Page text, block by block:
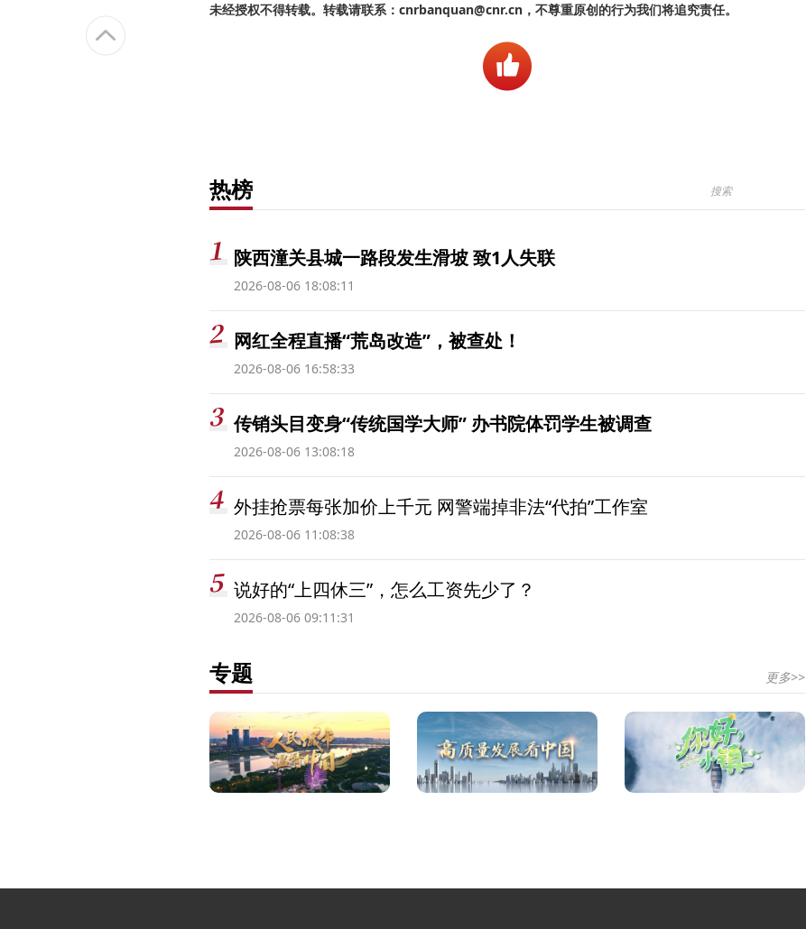
未经授权不得转载。转载请联系：cnrbanquan@cnr.cn，不尊重原创的行为我们将追究责任。
热榜
陕西潼关县城一路段发生滑坡 致1人失联
2026-08-06 18:08:11
网红全程直播“荒岛改造”，被查处！
2026-08-06 16:58:33
传销头目变身“传统国学大师” 办书院体罚学生被调查
2026-08-06 13:08:18
外挂抢票每张加价上千元 网警端掉非法“代拍”工作室
2026-08-06 11:08:38
说好的“上四休三”，怎么工资先少了？
2026-08-06 09:11:31
专题 更多>>